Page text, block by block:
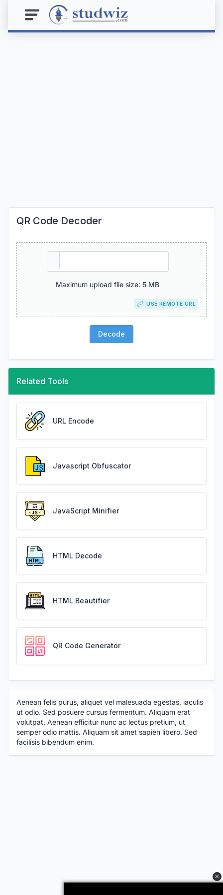
QR Code Decoder
Maximum upload file size: 5 MB
USE REMOTE URL
Decode
Related Tools
URL Encode
Javascript Obfuscator
JavaScript Minifier
HTML Decode
HTML Beautifier
QR Code Generator
Aenean felis purus, aliquet vel malesuada egestas, iaculis
ut odio. Sed posuere cursus fermentum. Aliquam erat
volutpat. Aenean efficitur nunc ac lectus pretium, ut
semper odio mattis. Aliquam sit amet sapien libero. Sed
facilisis bibendum enim.